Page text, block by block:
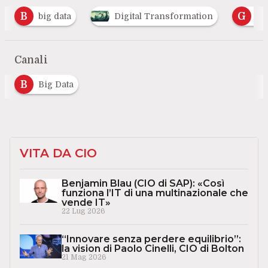
Digital Transformation G Green Deal
Canali
B Big Data
VITA DA CIO
Benjamin Blau (CIO di SAP): «Così
funziona l’IT di una multinazionale che
vende IT»
22 Lug 2026
“Innovare senza perdere equilibrio”:
la vision di Paolo Cinelli, CIO di Bolton
21 Mag 2026